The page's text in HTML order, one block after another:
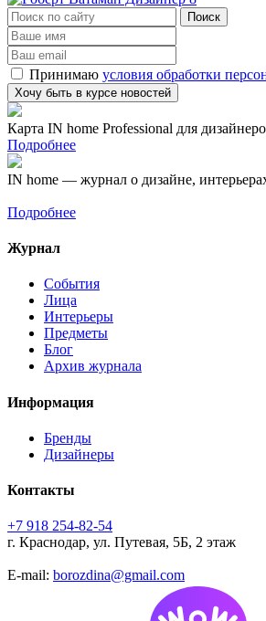
Принимаю условия обработки
Карта IN home Professional для
Подробнее
IN home — журнал о дизайне,
Подробнее
Журнал
События
Лица
Интерьеры
Предметы
Блог
Архив журнала
Информация
Бренды
Дизайнеры
Контакты
+7 918 254-82-54
г. Краснодар, ул. Путевая, 5Б, 2 этаж
E-mail: borozdina@gmail.com